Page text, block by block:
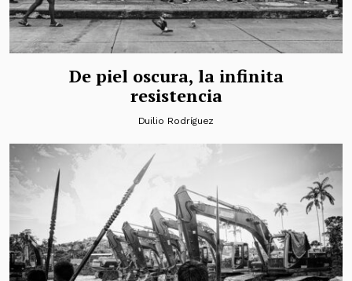
De piel oscura, la infinita
resistencia
Duilio Rodríguez